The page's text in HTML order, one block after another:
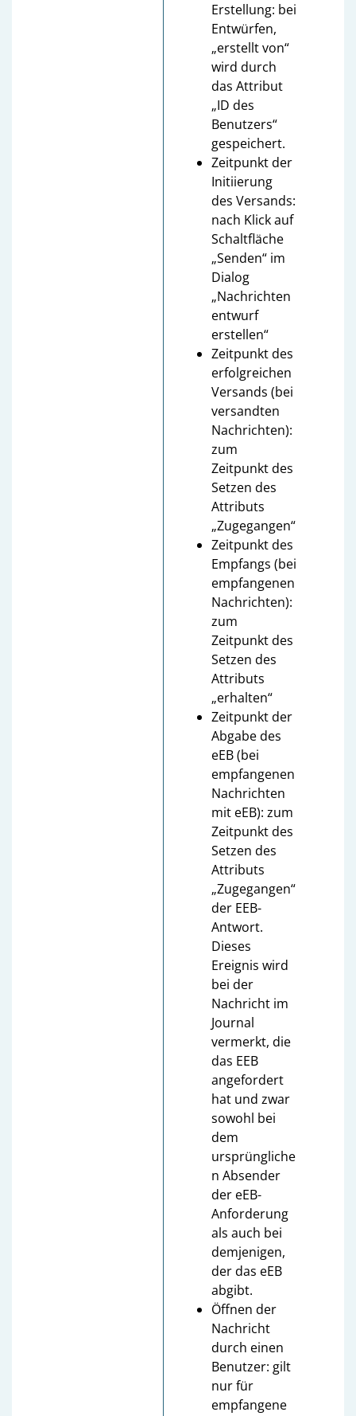
Erstellung: bei
Entwürfen,
„erstellt von“
wird durch
das Attribut
„ID des
Benutzers“
gespeichert.
Zeitpunkt der
Initiierung
des Versands:
nach Klick auf
Schaltfläche
„Senden“ im
Dialog
„Nachrichten
entwurf
erstellen“
Zeitpunkt des
erfolgreichen
Versands (bei
versandten
Nachrichten):
zum
Zeitpunkt des
Setzen des
Attributs
„Zugegangen“
Zeitpunkt des
Empfangs (bei
empfangenen
Nachrichten):
zum
Zeitpunkt des
Setzen des
Attributs
„erhalten“
Zeitpunkt der
Abgabe des
eEB (bei
empfangenen
Nachrichten
mit eEB): zum
Zeitpunkt des
Setzen des
Attributs
„Zugegangen“
der EEB-
Antwort.
Dieses
Ereignis wird
bei der
Nachricht im
Journal
vermerkt, die
das EEB
angefordert
hat und zwar
sowohl bei
dem
ursprüngliche
n Absender
der eEB-
Anforderung
als auch bei
demjenigen,
der das eEB
abgibt.
Öffnen der
Nachricht
durch einen
Benutzer: gilt
nur für
empfangene